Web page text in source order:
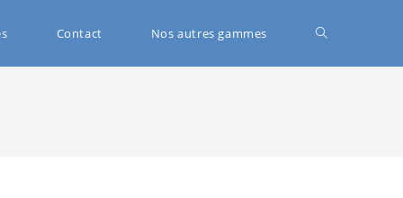
Contact Nos autres gammes